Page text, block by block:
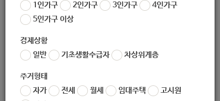
1인가구
2인가구 3인가구
4인가구
5인가구 이상
경제상황
일반
기초생활수급자 차상위계층
주거형태
자가
전세 월세 임대주택
고시원
경로식당 : 60세 이상
월계동 거주 및 저소득 어르신